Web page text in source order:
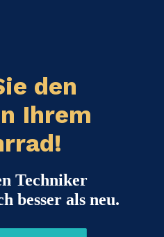
den
Ihrem
Techniker
besser als neu.